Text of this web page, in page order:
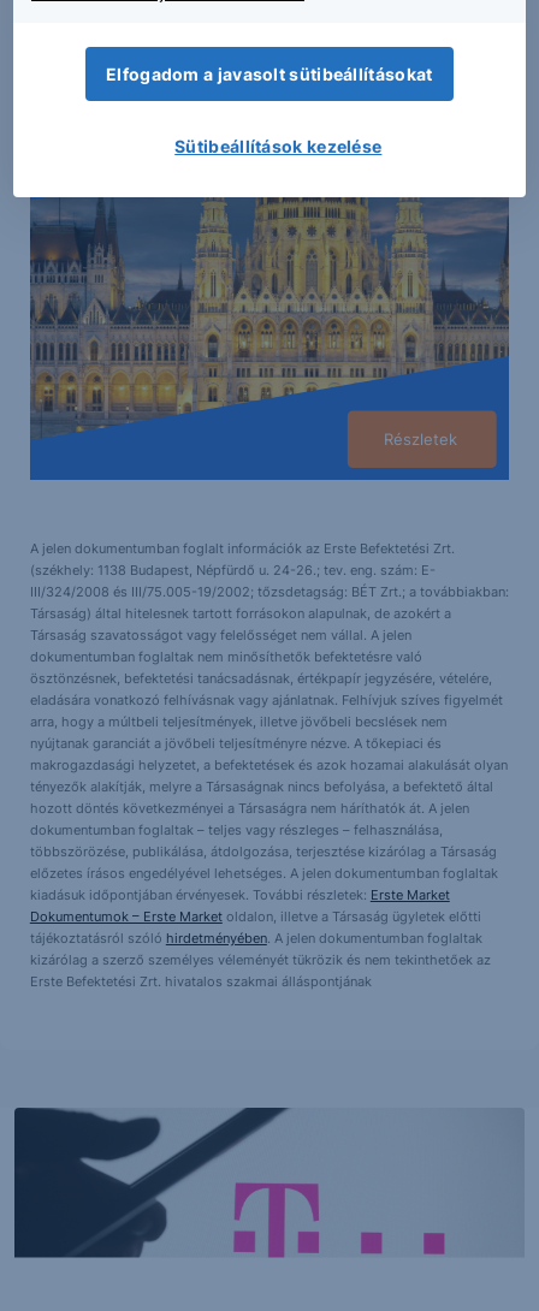
Erste Netbroker
Állampapírok
a biztonságos befektetések kedvelőinek.
Részletek
A jelen dokumentumban foglalt információk az Erste Befektetési Zrt.
(székhely: 1138 Budapest, Népfürdő u. 24-26.; tev. eng. szám: E-
III/324/2008 és III/75.005-19/2002; tőzsdetagság: BÉT Zrt.; a továbbiakban:
Társaság) által hitelesnek tartott forrásokon alapulnak, de azokért a
Társaság szavatosságot vagy felelősséget nem vállal. A jelen
dokumentumban foglaltak nem minősíthetők befektetésre való
ösztönzésnek, befektetési tanácsadásnak, értékpapír jegyzésére, vételére,
eladására vonatkozó felhívásnak vagy ajánlatnak. Felhívjuk szíves figyelmét
arra, hogy a múltbeli teljesítmények, illetve jövőbeli becslések nem
nyújtanak garanciát a jövőbeli teljesítményre nézve. A tőkepiaci és
makrogazdasági helyzetet, a befektetések és azok hozamai alakulását olyan
tényezők alakítják, melyre a Társaságnak nincs befolyása, a befektető által
hozott döntés következményei a Társaságra nem háríthatók át. A jelen
dokumentumban foglaltak – teljes vagy részleges – felhasználása,
többszörözése, publikálása, átdolgozása, terjesztése kizárólag a Társaság
előzetes írásos engedélyével lehetséges. A jelen dokumentumban foglaltak
kiadásuk időpontjában érvényesek. További részletek: Erste Market
Dokumentumok – Erste Marketoldalon, illetve a Társaság ügyletek előtti
tájékoztatásról szóló hirdetményében. A jelen dokumentumban foglaltak
kizárólag a szerző személyes véleményét tükrözik és nem tekinthetőek az
Erste Befektetési Zrt. hivatalos szakmai álláspontjának
Elfogadom a javasolt sütibeállításokat
Sütibeállítások kezelése